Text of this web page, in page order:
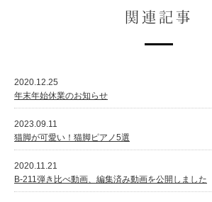
関連記事
2020.12.25
年末年始休業のお知らせ
2023.09.11
猫脚が可愛い！猫脚ピアノ5選
2020.11.21
B-211弾き比べ動画、編集済み動画を公開しました